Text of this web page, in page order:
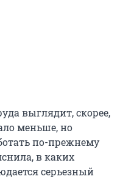
выглядит, скорее,
меньше, но
по-прежнему
в каких
серьезный